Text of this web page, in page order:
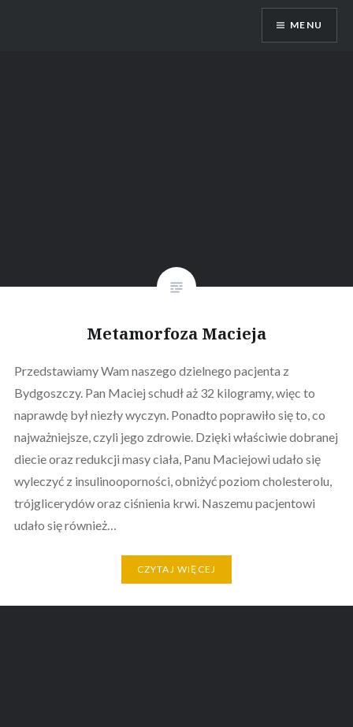
MENU
Metamorfoza Macieja
Przedstawiamy Wam naszego dzielnego pacjenta z
Bydgoszczy. Pan Maciej schudł aż 32 kilogramy, więc to
naprawdę był niezły wyczyn. Ponadto poprawiło się to, co
najważniejsze, czyli jego zdrowie. Dzięki właściwie dobranej
diecie oraz redukcji masy ciała, Panu Maciejowi udało się
wyleczyć z insulinooporności, obniżyć poziom cholesterolu,
trójglicerydów oraz ciśnienia krwi. Naszemu pacjentowi
udało się również…
CZYTAJ WIĘCEJ